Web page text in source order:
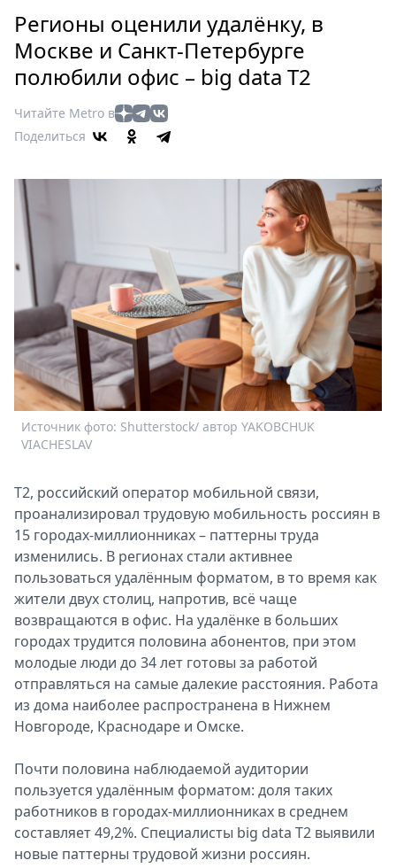
Россия
Мир
Здоровье
Туризм
Мода
Театр
Выставки
Пресс-
релизы
О
Metro
Стримы
Спецпроекты
Звезды
Скачай
Metro
Регионы оценили удалёнку, в
Москве и Санкт-Петербурге
полюбили офис – big data T2
Читайте Metro в
Поделиться
Источник фото: Shutterstock/ автор YAKOBCHUK
VIACHESLAV
Т2, российский оператор мобильной связи,
проанализировал трудовую мобильность россиян в
15 городах-миллионниках – паттерны труда
изменились. В регионах стали активнее
пользоваться удалённым форматом, в то время как
жители двух столиц, напротив, всё чаще
возвращаются в офис. На удалёнке в больших
городах трудится половина абонентов, при этом
молодые люди до 34 лет готовы за работой
отправляться на самые далекие расстояния. Работа
из дома наиболее распространена в Нижнем
Новгороде, Краснодаре и Омске.
Почти половина наблюдаемой аудитории
пользуется удалённым форматом: доля таких
работников в городах-миллионниках в среднем
составляет 49,2%. Специалисты big data T2 выявили
новые паттерны трудовой жизни россиян.